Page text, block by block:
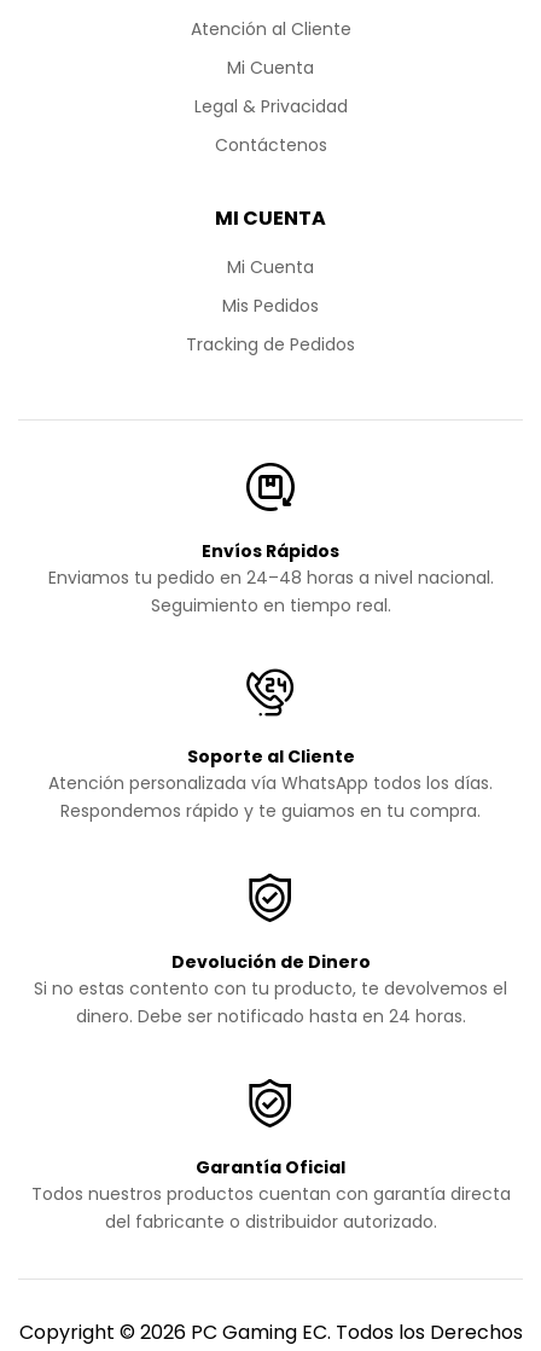
Atención al Cliente
Mi Cuenta
Legal & Privacidad
Contáctenos
MI CUENTA
Mi Cuenta
Mis Pedidos
Tracking de Pedidos
Envíos Rápidos
Enviamos tu pedido en 24–48 horas a nivel nacional.
Seguimiento en tiempo real.
Soporte al Cliente
Atención personalizada vía WhatsApp todos los días.
Respondemos rápido y te guiamos en tu compra.
Devolución de Dinero
Si no estas contento con tu producto, te devolvemos el
dinero. Debe ser notificado hasta en 24 horas.
Garantía Oficial
Todos nuestros productos cuentan con garantía directa
del fabricante o distribuidor autorizado.
Copyright © 2026 PC Gaming EC. Todos los Derechos